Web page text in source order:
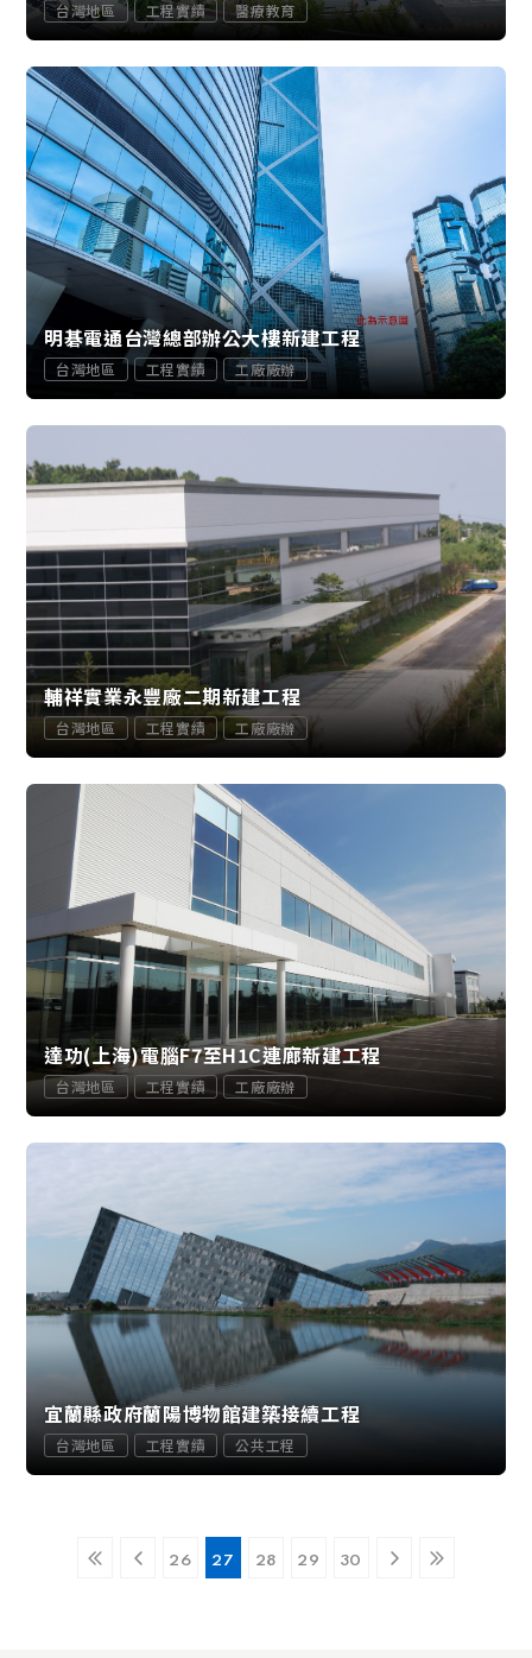
台灣地區 工程實績 醫療教育
明碁電通台灣總部辦公大樓新建工程
台灣地區 工程實績 工廠廠辦
輔祥實業永豐廠二期新建工程
台灣地區 工程實績 工廠廠辦
達功(上海)電腦F7至H1C連廊新建工程
台灣地區 工程實績 工廠廠辦
宜蘭縣政府蘭陽博物館建築接續工程
台灣地區 工程實績 公共工程
26 27 28 29 30